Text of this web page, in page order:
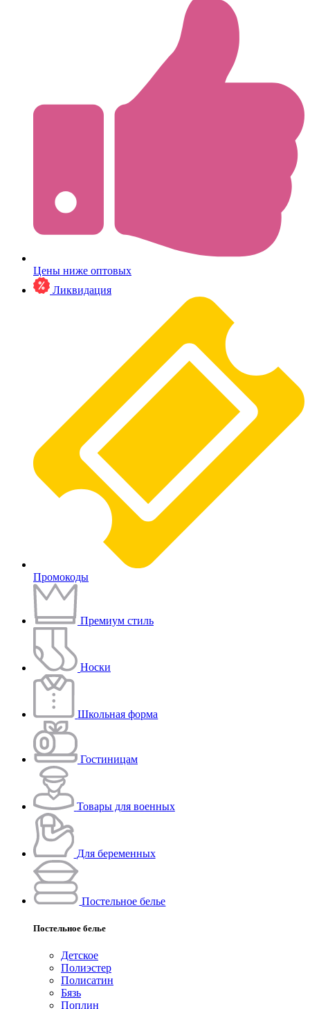
Цены ниже оптовых
Ликвидация
Промокоды
Премиум стиль
Носки
Школьная форма
Гостиницам
Товары для военных
Для беременных
Постельное белье
Постельное белье
Детское
Полиэстeр
Полисатин
Бязь
Поплин